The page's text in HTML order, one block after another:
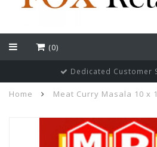
(0)
Dedicated Customer
Home Meat Curry Masala 10 x